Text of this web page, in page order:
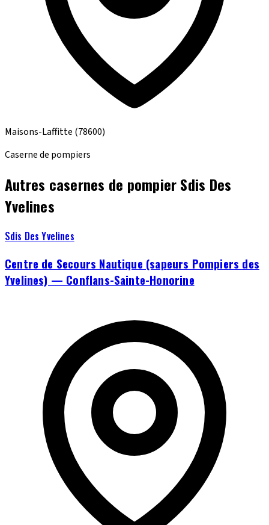
Maisons-Laffitte (78600)
Caserne de pompiers
Autres casernes de pompier Sdis Des
Yvelines
Sdis Des Yvelines
Centre de Secours Nautique (sapeurs Pompiers des
Yvelines) — Conflans-Sainte-Honorine